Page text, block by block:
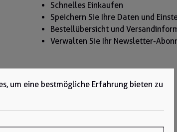
Schnelles Einkaufen
Speichern Sie Ihre Daten und
Bestellübersicht und
Verwalten Sie Ihr Newsletter-
um eine bestmögliche Erfahrung bieten zu